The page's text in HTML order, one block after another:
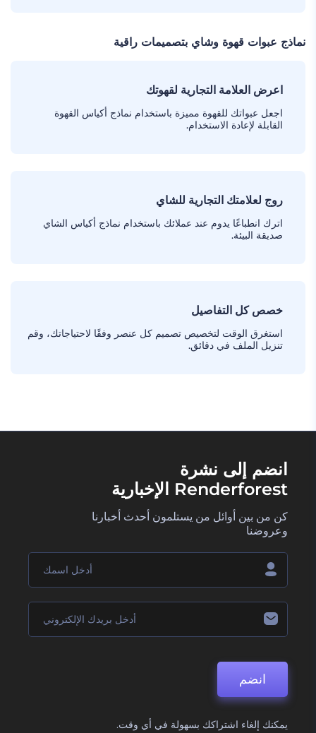
نماذج عبوات قهوة وشاي بتصميمات راقية
اعرض العلامة التجارية لقهوتك
اجعل عبواتك للقهوة مميزة باستخدام نماذج أكياس القهوة
القابلة لإعادة الاستخدام.
روج لعلامتك التجارية للشاي
اترك انطباعًا يدوم عند عملائك باستخدام نماذج أكياس الشاي
صديقة البيئة.
خصص كل التفاصيل
استغرق الوقت لتخصيص تصميم كل عنصر وفقًا لاحتياجاتك، وقم
تنزيل الملف في دقائق.
انضم إلى نشرة
Renderforest الإخبارية
كن من بين أوائل من يستلمون أحدث أخبارنا
وعروضنا
انضم
يمكنك إلغاء اشتراكك بسهولة في أي وقت.